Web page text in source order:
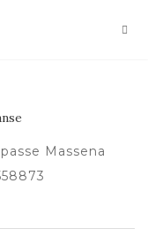
Massena